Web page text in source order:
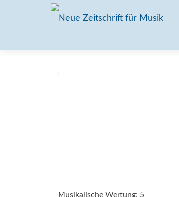
Musikalische Wertung: 5